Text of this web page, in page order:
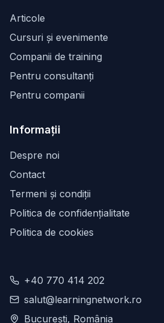
Articole
Cursuri și evenimente
Companii de training
Pentru consultanți
Pentru companii
Informații
Despre noi
Contact
Termeni și condiții
Politica de confidențialitate
Politica de cookies
+40 770 414 202
salut@learningnetwork.ro
București, România